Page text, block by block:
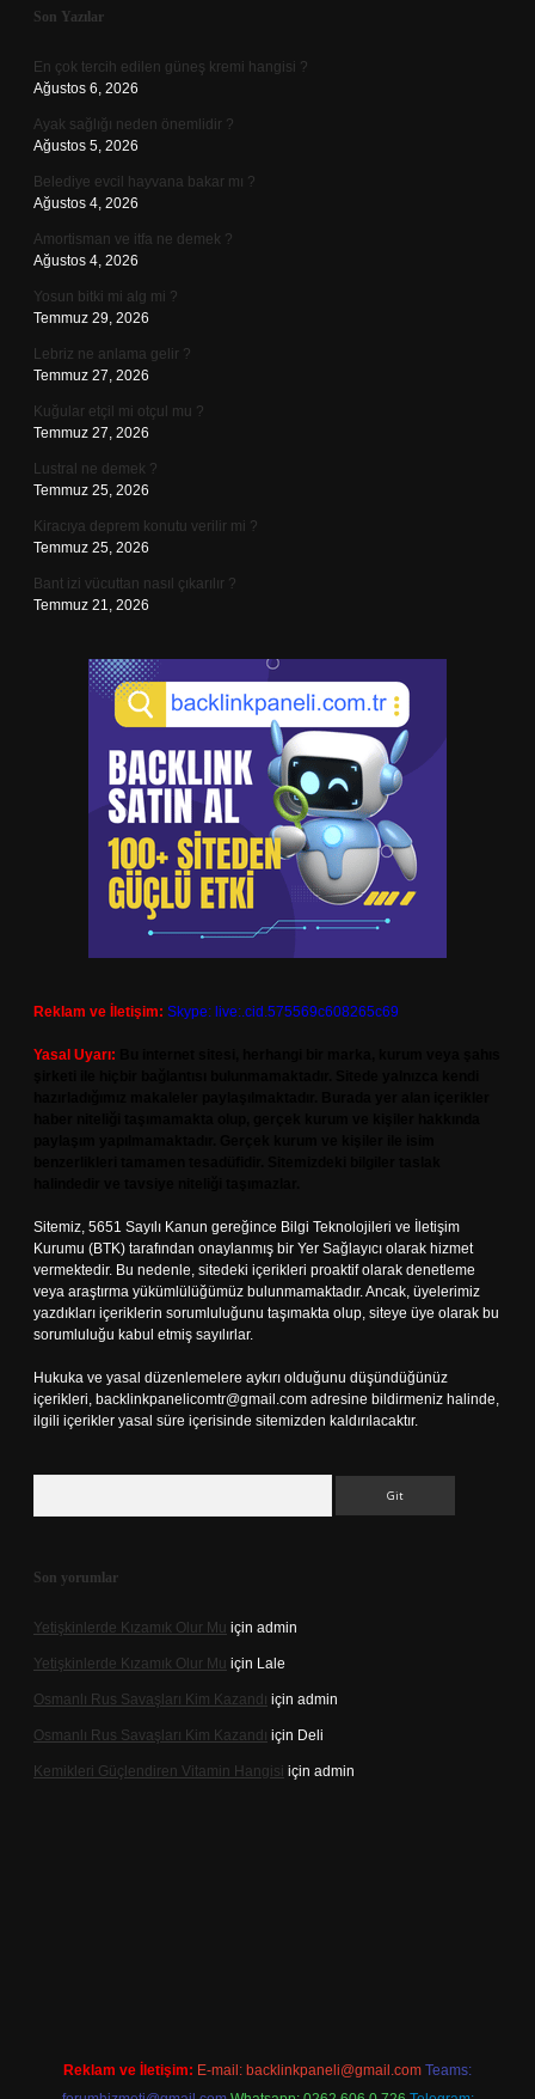
Sidebar
Son Yazılar
En çok tercih edilen güneş kremi hangisi ?
Ağustos 6, 2026
Ayak sağlığı neden önemlidir ?
Ağustos 5, 2026
Belediye evcil hayvana bakar mı ?
Ağustos 4, 2026
Amortisman ve itfa ne demek ?
Ağustos 4, 2026
Yosun bitki mi alg mi ?
Temmuz 29, 2026
Lebriz ne anlama gelir ?
Temmuz 27, 2026
Kuğular etçil mi otçul mu ?
Temmuz 27, 2026
Lustral ne demek ?
Temmuz 25, 2026
Kiracıya deprem konutu verilir mi ?
Temmuz 25, 2026
Bant izi vücuttan nasıl çıkarılır ?
Temmuz 21, 2026
Reklam ve İletişim: Skype: live:.cid.575569c608265c69
Yasal Uyarı:
Sitemiz, 5651 Sayılı Kanun gereğince Bilgi Teknolojileri ve İletişim
Kurumu (BTK) tarafından onaylanmış bir Yer Sağlayıcı olarak hizmet
vermektedir. Bu nedenle, sitedeki içerikleri proaktif olarak denetleme
veya araştırma yükümlülüğümüz bulunmamaktadır. Ancak, üyelerimiz
yazdıkları içeriklerin sorumluluğunu taşımakta olup, siteye üye olarak bu
sorumluluğu kabul etmiş sayılırlar.
Hukuka ve yasal düzenlemelere aykırı olduğunu düşündüğünüz
içerikleri, backlinkpanelicomtr@gmail.com adresine bildirmeniz halinde,
ilgili içerikler yasal süre içerisinde sitemizden kaldırılacaktır.
Son yorumlar
Yetişkinlerde Kızamık Olur Mu için admin
Yetişkinlerde Kızamık Olur Mu için Lale
Osmanlı Rus Savaşları Kim Kazandı için admin
Osmanlı Rus Savaşları Kim Kazandı için Deli
Kemikleri Güçlendiren Vitamin Hangisi için admin
Reklam ve İletişim: E-mail: backlinkpaneli@gmail.com Teams: